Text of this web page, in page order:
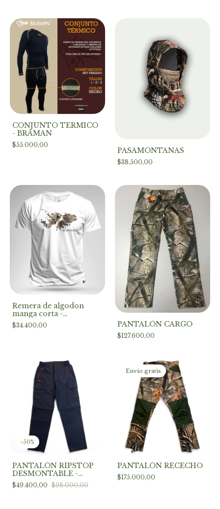
CONJUNTO TERMICO
- BRAMAN
$55.000,00
PASAMONTAÑAS
$38.500,00
Remera de algodon
manga corta -
MALVINAS
ARGENTINAS
$34.400,00 PANTALÓN CARGO
$127.600,00
-50%
PANTALÓN RIPSTOP
DESMONTABLE -
NEGRO
$49.400,00 $98.000,00
Envío gratis
PANTALÓN RECECHO
$175.000,00